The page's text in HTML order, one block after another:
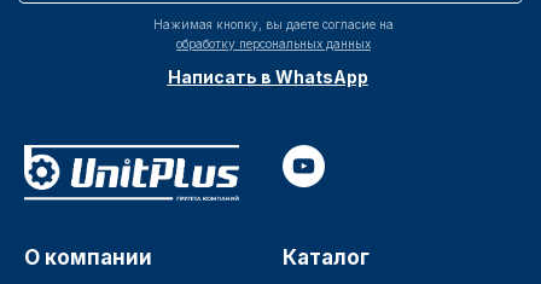
Нажимая кнопку, вы даете согласие на
обработку персональных данных
Написать в WhatsApp
О компании Каталог